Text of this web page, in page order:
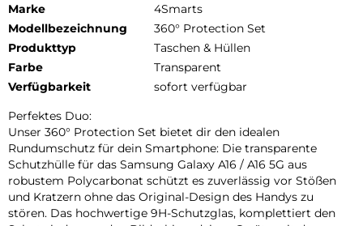
Marke
4Smarts
Modellbezeichnung
360° Protection Set
Produkttyp
Taschen & Hüllen
Farbe
Transparent
Verfügbarkeit
sofort verfügbar
Perfektes Duo:
Unser 360° Protection Set bietet dir den idealen
Rundumschutz für dein Smartphone: Die transparente
Schutzhülle für das Samsung Galaxy A16 / A16 5G aus
robustem Polycarbonat schützt es zuverlässig vor Stößen
und Kratzern ohne das Original-Design des Handys zu
stören. Das hochwertige 9H-Schutzglas, komplettiert den